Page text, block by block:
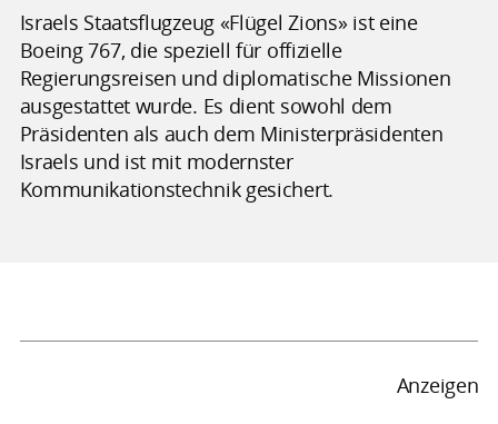
Israels Staatsflugzeug «Flügel Zions» ist eine
Boeing 767, die speziell für offizielle
Regierungsreisen und diplomatische Missionen
ausgestattet wurde. Es dient sowohl dem
Präsidenten als auch dem Ministerpräsidenten
Israels und ist mit modernster
Kommunikationstechnik gesichert.
Anzeigen